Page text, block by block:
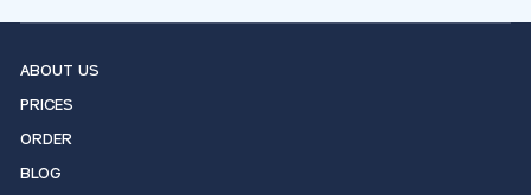
ABOUT US
PRICES
ORDER
BLOG